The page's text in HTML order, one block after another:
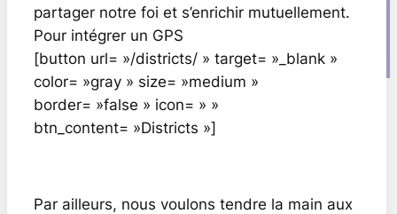
partager notre foi et s’enrichir mutuellement.
Pour intégrer un GPS
[button url= »/districts/ » target= »_blank »
color= »gray » size= »medium »
border= »false » icon= » »
btn_content= »Districts »]
Par ailleurs, nous voulons tendre la main aux